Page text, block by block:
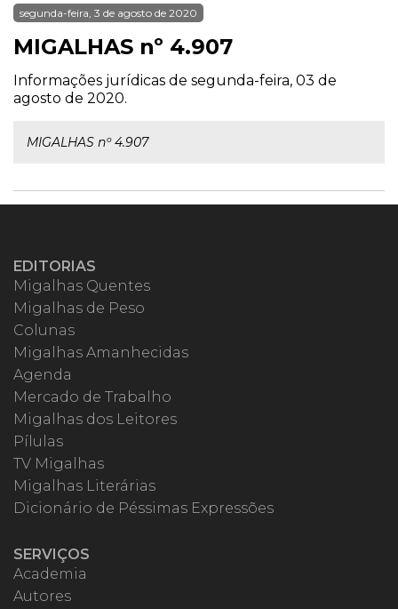
segunda-feira, 3 de agosto de 2020
MIGALHAS nº 4.907
Informações jurídicas de segunda-feira, 03 de
agosto de 2020.
MIGALHAS nº 4.907
EDITORIAS
Migalhas Quentes
Migalhas de Peso
Colunas
Migalhas Amanhecidas
Agenda
Mercado de Trabalho
Migalhas dos Leitores
Pílulas
TV Migalhas
Migalhas Literárias
Dicionário de Péssimas Expressões
SERVIÇOS
Academia
Autores